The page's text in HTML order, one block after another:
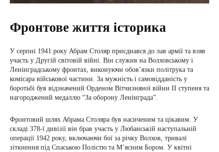
Фронтове життя історика
У серпні 1941 року Абрам Столяр приєднався до лав армії та взяв
участь у Другій світовій війні. Він служив на Волховському і
Ленінградському фронтах, виконуючи обов’язки політрука та
комісара військової частини. За мужність і самовідданість у
боротьбі був відзначений Орденом Вітчизняної війни II ступеня та
нагороджений медаллю “За оборону Ленінграда”.
Фронтовий шлях Абрама Столяра був насиченим та цікавим. У
складі 378-ї дивізії він брав участь у Любанській наступальній
операції 1942 року, включаючи бої за річку Волхов, тривалі
зіткнення під Спаською Полістю та М’ясним Бором. У квітні